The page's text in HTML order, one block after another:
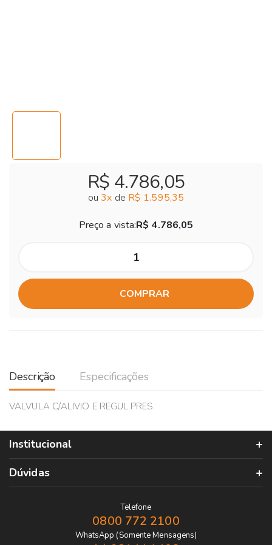
R$ 4.786,05
ou3x de R$ 1.595,35
Preço a vista:R$ 4.786,05
COMPRAR
Descrição Especificações
VALVULA C/ALIVIO E REGUL.PRES.
Institucional
Dúvidas
Telefone
0800 772 2100
WhatsApp (Somente Mensagens)